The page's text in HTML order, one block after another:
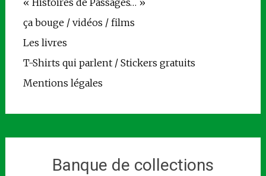
« Histoires de Passages… »
ça bouge / vidéos / films
Les livres
T-Shirts qui parlent / Stickers gratuits
Mentions légales
Banque de collections